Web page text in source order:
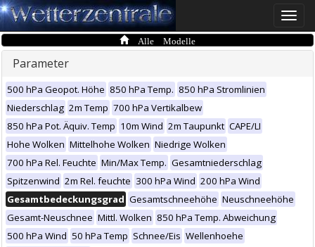
Toggle
Alle Modelle
Parameter
500 hPa Geopot. Höhe 850 hPa Temp. 850 hPa Stromlinien
Niederschlag 2m Temp 700 hPa Vertikalbew
850 hPa Pot. Äquiv. Temp 10m Wind 2m Taupunkt CAPE/LI
Hohe Wolken Mittelhohe Wolken Niedrige Wolken
700 hPa Rel. Feuchte Min/Max Temp. Gesamtniederschlag
Spitzenwind 2m Rel. feuchte 300 hPa Wind 200 hPa Wind
Gesamtbedeckungsgrad Gesamtschneehöhe Neuschneehöhe
Gesamt-Neuschnee Mittl. Wolken 850 hPa Temp. Abweichung
500 hPa Wind 50 hPa Temp Schnee/Eis Wellenhoehe